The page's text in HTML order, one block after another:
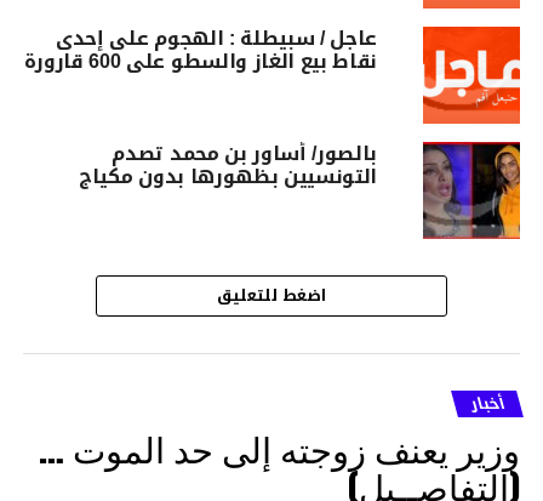
عاجل / سبيطلة : الهجوم على إحدى
نقاط بيع الغاز والسطو على 600 قارورة
بالصور/ أساور بن محمد تصدم
التونسيين بظهورها بدون مكياج
اضغط للتعليق
أخبار
وزير يعنف زوجته إلى حد الموت …
(التفاصــيل)